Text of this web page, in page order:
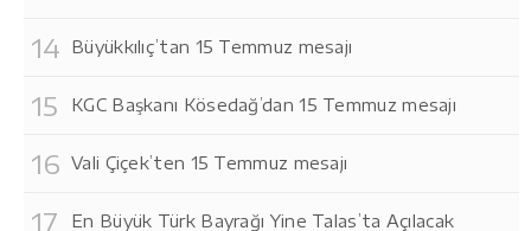
Büyükkılıç’tan 15 Temmuz mesajı
KGC Başkanı Kösedağ’dan 15 Temmuz mesajı
Vali Çiçek’ten 15 Temmuz mesajı
En Büyük Türk Bayrağı Yine Talas’ta Açılacak